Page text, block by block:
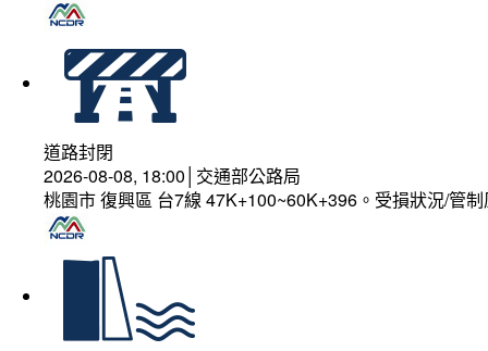
道路封閉
2026-08-08, 18:00│交通部公路局
桃園市 復興區 台7線 47K+100~60K+396。受損狀況/管